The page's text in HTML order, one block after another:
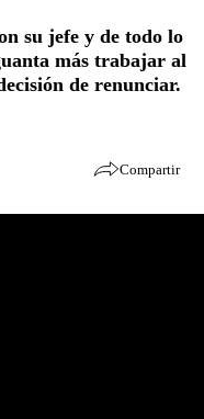
su jefe y de todo lo
más trabajar al
de renunciar.
Compartir